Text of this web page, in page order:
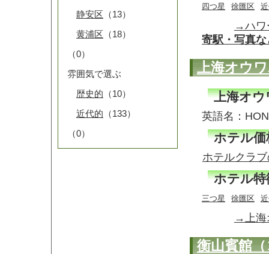
四つ星 徐匯区
→ハワ
寄駅・写真
上海オウ
上海オ
英語名：
ホテル価
ホテルクラ
ホテル特
三つ星 徐匯区
→上海
衡山賓館
静安区 （13）
黄浦区 （18）
（0）
雰囲気で選ぶ
歴史的 （10）
近代的 （133）
（0）